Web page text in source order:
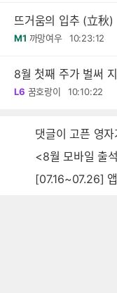
뜨거움의 입추 (立秋)
M1 까망여우 10:23:12
8월 첫째 주가 벌써
L6 꿈호랑이 10:10:22
댓글이 고픈 영
<8월 모바일 출
[07.16~07.26] 앱코